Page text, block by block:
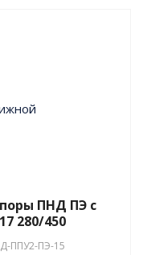
ПНД ПЭ с
280/450
ППУ2-ПЭ-15